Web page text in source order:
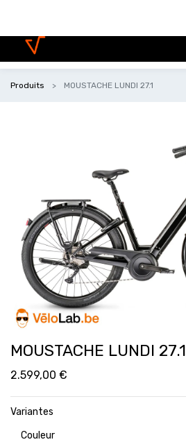
Produits MOUSTACHE LUNDI 27.1
MOUSTACHE LUNDI 27.1
2.599,00 €
Variantes
Couleur